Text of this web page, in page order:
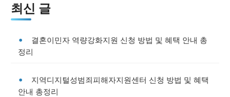
최신 글
결혼이민자 역량강화지원 신청 방법 및 혜택 안내 총
정리
지역디지털성범죄피해자지원센터 신청 방법 및 혜택
안내 총정리